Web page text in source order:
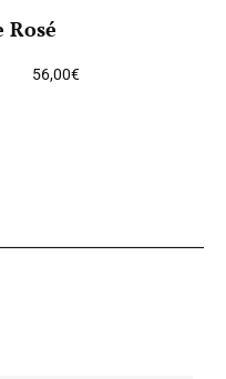
Rosé
56,00€